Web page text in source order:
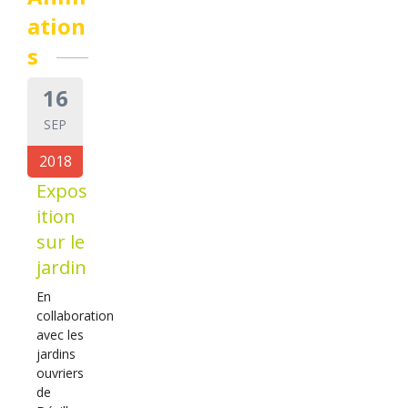
ation
s
16
SEP
2018
Expos
ition
sur le
jardin
En
collaboration
avec les
jardins
ouvriers
de